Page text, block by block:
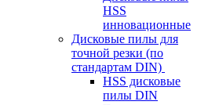
HSS
инновационные
Дисковые пилы для
точной резки (по
стандартам DIN)
HSS дисковые
пилы DIN